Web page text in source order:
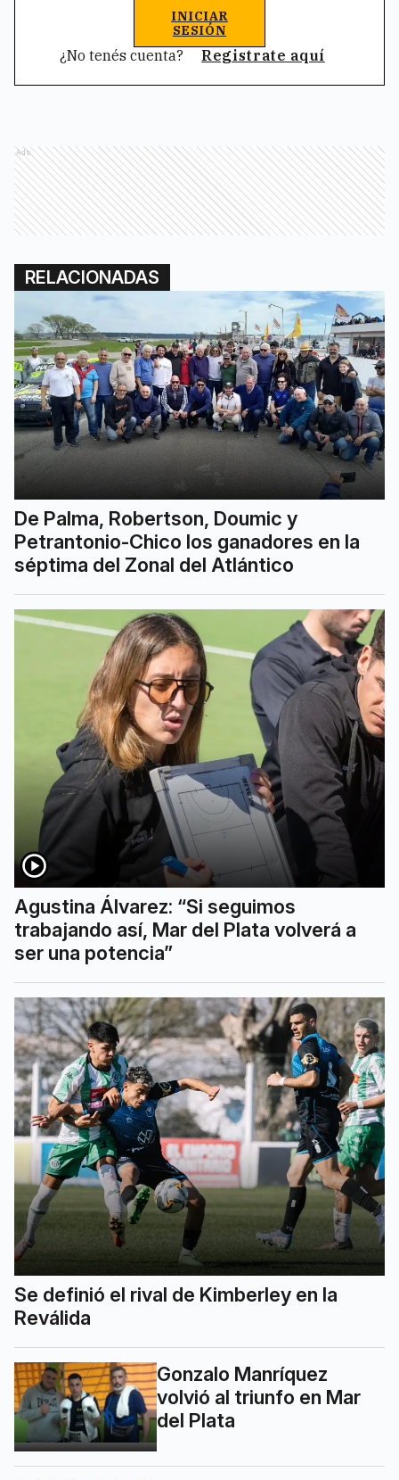
INICIAR
SESIÓN
¿No tenés cuenta? Registrate aquí
Ads
RELACIONADAS
De Palma, Robertson, Doumic y
Petrantonio-Chico los ganadores en la
séptima del Zonal del Atlántico
Agustina Álvarez: “Si seguimos
trabajando así, Mar del Plata volverá a
ser una potencia”
Se definió el rival de Kimberley en la
Reválida
Gonzalo Manríquez
volvió al triunfo en Mar
del Plata